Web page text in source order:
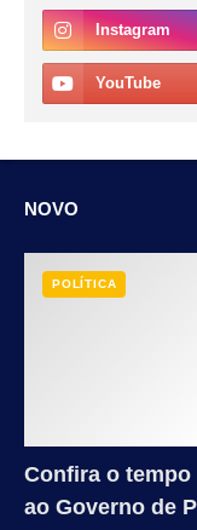
NOVO
POLÍTICA
Confira o
ao Governo de